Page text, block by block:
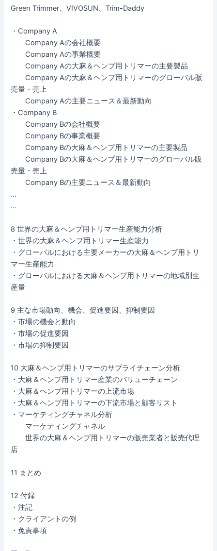
Green Trimmer、VIVOSUN、Trim-Daddy
・Company A
Company Aの会社概要
Company Aの事業概要
Company Aの大麻＆ヘンプ用トリマーの主要製品
Company Aの大麻＆ヘンプ用トリマーのグローバル販
売量・売上
Company Aの主要ニュース＆最新動向
・Company B
Company Bの会社概要
Company Bの事業概要
Company Bの大麻＆ヘンプ用トリマーの主要製品
Company Bの大麻＆ヘンプ用トリマーのグローバル販
売量・売上
Company Bの主要ニュース＆最新動向
…
…
8 世界の大麻＆ヘンプ用トリマー生産能力分析
・世界の大麻＆ヘンプ用トリマー生産能力
・グローバルにおける主要メーカーの大麻＆ヘンプ用トリ
マー生産能力
・グローバルにおける大麻＆ヘンプ用トリマーの地域別生
産量
9 主な市場動向、機会、促進要因、抑制要因
・市場の機会と動向
・市場の促進要因
・市場の抑制要因
10 大麻＆ヘンプ用トリマーのサプライチェーン分析
・大麻＆ヘンプ用トリマー産業のバリューチェーン
・大麻＆ヘンプ用トリマーの上流市場
・大麻＆ヘンプ用トリマーの下流市場と顧客リスト
・マーケティングチャネル分析
マーケティングチャネル
世界の大麻＆ヘンプ用トリマーの販売業者と販売代理
店
11 まとめ
12 付録
・注記
・クライアントの例
・免責事項